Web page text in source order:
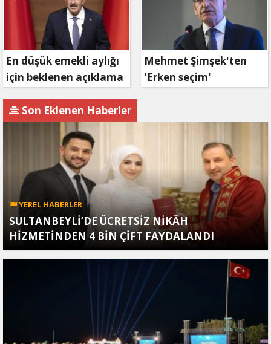
En düşük emekli aylığı
için beklenen açıklama
Mehmet Şimşek'ten
'Erken seçim'
Son Eklenen Haberler
YEREL HABERLER
SULTANBEYLİ’DE ÜCRETSİZ NİKÂH
HİZMETİNDEN 4 BİN ÇİFT FAYDALANDI